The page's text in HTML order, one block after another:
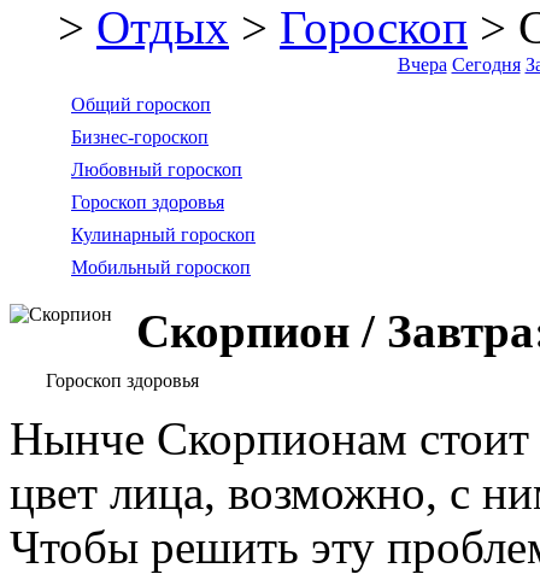
> Отдых > Гороскоп >
Вчера Сегодня
Общий гороскоп
Бизнес-гороскоп
Любовный гороскоп
Гороскоп здоровья
Кулинарный гороскоп
Мобильный гороскоп
Скорпион /
Гороскоп здоровья
Нынче Скорпионам стоит
цвет лица, возможно, с
Чтобы решить эту